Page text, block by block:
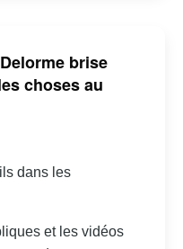
brise
choses au
dans les
et les vidéos